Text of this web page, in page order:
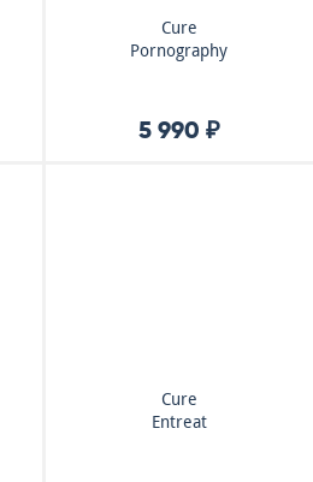
Cure
Pornography
5 990 ₽
Cure
Entreat